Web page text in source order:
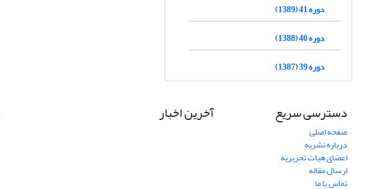
دوره 41 (1389)
دوره 40 (1388)
دوره 39 (1387)
دسترسی سریع
صفحه اصلی
درباره نشریه
اعضای هیات تحریریه
ارسال مقاله
تماس با ما
آخرین اخبار